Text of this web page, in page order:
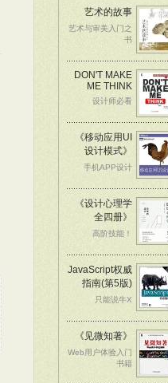
艺术的故事
艺术与审美入门之
书
DON'T MAKE
ME THINK
设计师必看
《移动应用UI
设计模式》
手机APP设计
《设计心理学
全四册》
高阶技能！
JavaScript权威
指南(第5版)
只能说牛X
《见微知著》
Web用户体验入门
书籍